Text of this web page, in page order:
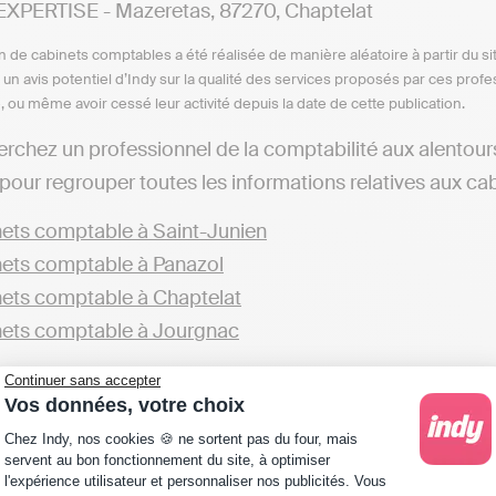
Continuer sans accepter
Vos données, votre choix
Plateforme de Gestion du Consentement :
Chez Indy, nos cookies 🍪 ne sortent pas du four, mais
servent au bon fonctionnement du site, à optimiser
l'expérience utilisateur et personnaliser nos publicités. Vous
- Mazeretas, 87270, Chaptelat
de cabinets comptables a été réalisée de manière aléatoire à partir du
avis potentiel d’Indy sur la qualité des services proposés par ces
ou même avoir cessé leur activité depuis la date de cette publication.
un professionnel de la comptabilité aux
regrouper toutes les informations relatives aux
comptable à Saint-Junien
comptable à Panazol
comptable à Chaptelat
comptable à Jourgnac
vous pouvez explorer également les options
comptable en Haute-Vienne